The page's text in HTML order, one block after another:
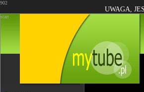
902
UWAGA,
start